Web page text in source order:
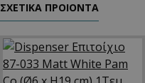
ΣΧΕΤΙΚΑ ΠΡΟΙΟΝΤΑ